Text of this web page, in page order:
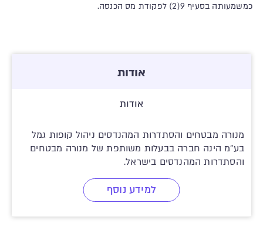
כמשמעותה בסעיף 9(2) לפקודת מס הכנסה.
אודות
אודות
מנורה מבטחים והסתדרות המהנדסים ניהול קופות גמל
בע"מ הינה חברה בבעלות משותפת של מנורה מבטחים
והסתדרות המהנדסים בישראל.
למידע נוסף